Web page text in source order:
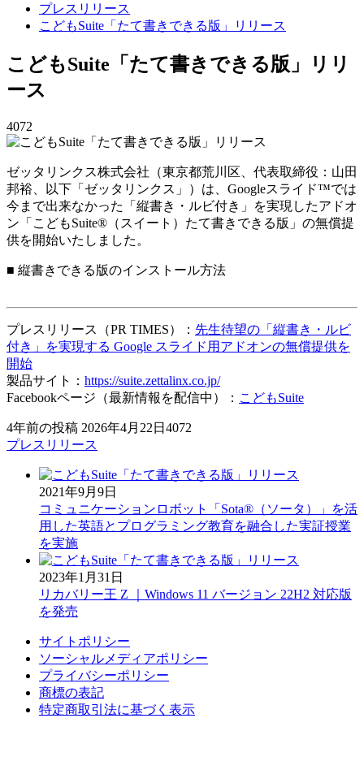
プレスリリース
こどもSuite「たて書きできる版」リリース
こどもSuite「たて書きできる版」リリ
ース
4072
ゼッタリンクス株式会社（東京都荒川区、代表取締役：山田
邦裕、以下「ゼッタリンクス」）は、Googleスライド™では
今まで出来なかった「縦書き・ルビ付き」を実現したアドオ
ン「こどもSuite®（スイート）たて書きできる版」の無償提
供を開始いたしました。
■ 縦書きできる版のインストール方法
プレスリリース（PR TIMES）： 先生待望の「縦書き・ルビ
付き」を実現する Google スライド用アドオンの無償提供を
開始
製品サイト： https://suite.zettalinx.co.jp/
Facebookページ（最新情報を配信中）： こどもSuite
4年前の投稿 2026年4月22日 4072
プレスリリース
2021年9月9日
コミュニケーションロボット「Sota®（ソータ）」を活
用した英語とプログラミング教育を融合した実証授業
を実施
2023年1月31日
リカバリー王 Z ｜Windows 11 バージョン 22H2 対応版
を発売
サイトポリシー
ソーシャルメディアポリシー
プライバシーポリシー
商標の表記
特定商取引法に基づく表示